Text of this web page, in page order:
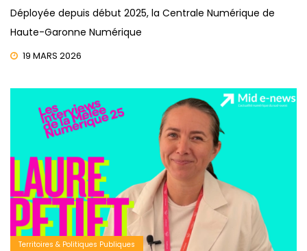
Déployée depuis début 2025, la Centrale Numérique de
Haute-Garonne Numérique
19 MARS 2026
Territoires & Politiques Publiques